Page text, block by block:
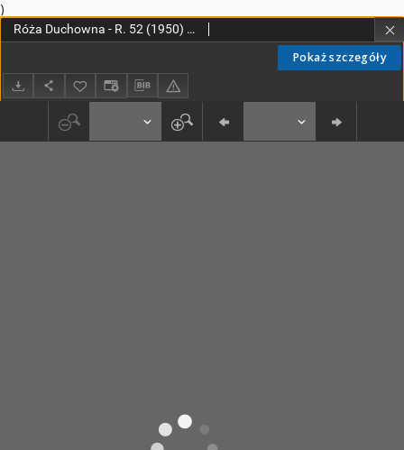
)
Pokaż szczegóły
Róża Duchowna - R. 52 (1950) n. 1-12